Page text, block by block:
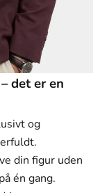
det er en
og
din figur uden
én gang.